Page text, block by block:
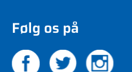
Følg os på